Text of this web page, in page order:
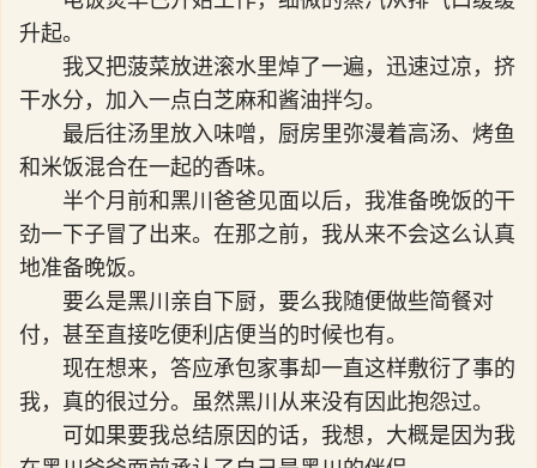
升起。
我又把菠菜放进滚水里焯了一遍，迅速过凉，挤
干水分，加入一点白芝麻和酱油拌匀。
最后往汤里放入味噌，厨房里弥漫着高汤、烤鱼
和米饭混合在一起的香味。
半个月前和黑川爸爸见面以后，我准备晚饭的干
劲一下子冒了出来。在那之前，我从来不会这么认真
地准备晚饭。
要么是黑川亲自下厨，要么我随便做些简餐对
付，甚至直接吃便利店便当的时候也有。
现在想来，答应承包家事却一直这样敷衍了事的
我，真的很过分。虽然黑川从来没有因此抱怨过。
可如果要我总结原因的话，我想，大概是因为我